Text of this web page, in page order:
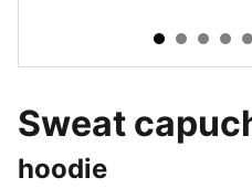
Sweat
hoodie